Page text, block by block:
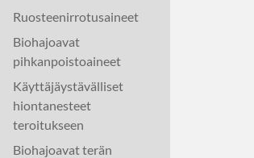
Ruosteenirrotusaineet
Biohajoavat
pihkanpoistoaineet
Käyttäjäystävälliset
hiontanesteet
teroitukseen
Biohajoavat terän